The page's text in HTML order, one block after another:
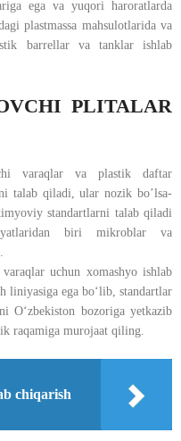
ega va yuqori haroratlarda
plastmassa mahsulotlarida va
barrellar va tanklar ishlab
PLITALAR
varaqlar va plastik daftar
talab qiladi, ular nozik bo’lsa-
standartlarni talab qiladi
biri mikroblar va
uchun xomashyo ishlab
liniyasiga ega boʻlib, standartlar
Oʻzbekiston bozoriga yetkazib
raqamiga murojaat qiling.
chiqarish